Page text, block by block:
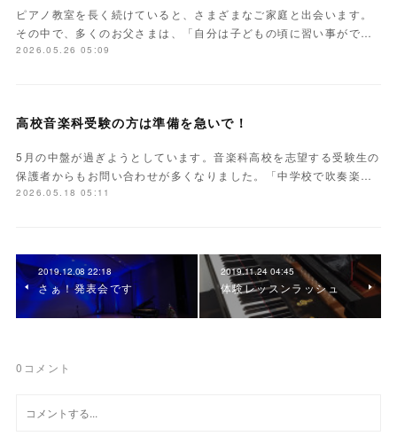
ピアノ教室を長く続けていると、さまざまなご家庭と出会います。
その中で、多くのお父さまは、「自分は子どもの頃に習い事がで…
2026.05.26 05:09
高校音楽科受験の方は準備を急いで！
5月の中盤が過ぎようとしています。音楽科高校を志望する受験生の
保護者からもお問い合わせが多くなりました。「中学校で吹奏楽…
2026.05.18 05:11
2019.12.08 22:18
さぁ！発表会です
2019.11.24 04:45
体験レッスンラッシュ
0 コメント